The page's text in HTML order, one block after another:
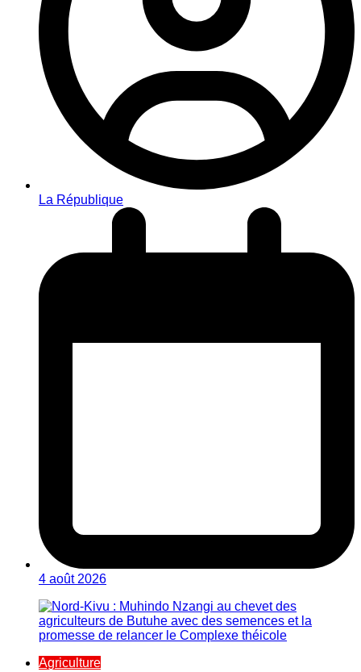
La République
4 août 2026
Agriculture